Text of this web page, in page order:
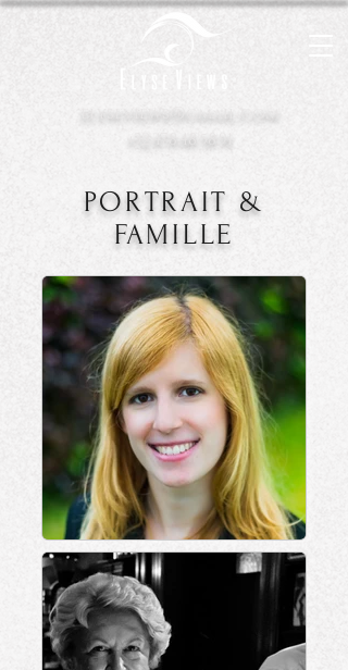
elyseviews@gmail.com
+32.478.48.58.91
PORTRAIT &
FAMILLE